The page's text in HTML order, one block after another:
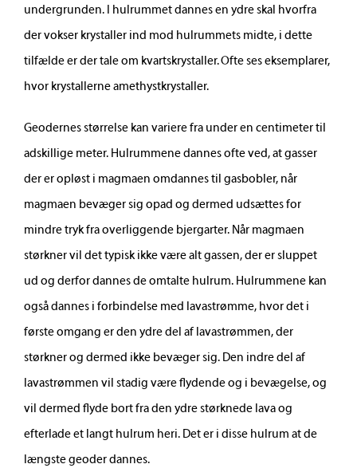
Værdier og ambitioner
Uddannelsesstatistik
Fastholdelsesstrategi
Bestyrelsen
Studie- og ordensregler
Skolens ansatte
undergrunden. I hulrummet dannes en ydre skal hvorfra
der vokser krystaller ind mod hulrummets midte, i dette
tilfælde er der tale om kvartskrystaller. Ofte ses eksemplarer,
hvor krystallerne amethystkrystaller.
Geodernes størrelse kan variere fra under en centimeter til
adskillige meter. Hulrummene dannes ofte ved, at gasser
der er opløst i magmaen omdannes til gasbobler, når
magmaen bevæger sig opad og dermed udsættes for
mindre tryk fra overliggende bjergarter. Når magmaen
størkner vil det typisk ikke være alt gassen, der er sluppet
ud og derfor dannes de omtalte hulrum. Hulrummene kan
også dannes i forbindelse med lavastrømme, hvor det i
første omgang er den ydre del af lavastrømmen, der
størkner og dermed ikke bevæger sig. Den indre del af
lavastrømmen vil stadig være flydende og i bevægelse, og
vil dermed flyde bort fra den ydre størknede lava og
efterlade et langt hulrum heri. Det er i disse hulrum at de
længste geoder dannes.